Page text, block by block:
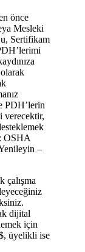
önce
Mesleki
Sertifikam
PDH’lerin
verecektir,
OSHA
–
çalışma
dijital
için
üyelikli ise